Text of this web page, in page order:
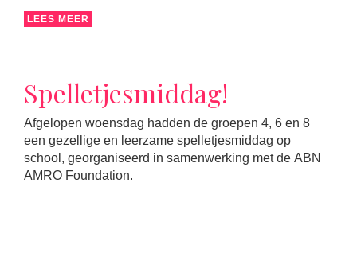
LEES MEER
Spelletjesmiddag!
Afgelopen woensdag hadden de groepen 4, 6 en 8
een gezellige en leerzame spelletjesmiddag op
school, georganiseerd in samenwerking met de ABN
AMRO Foundation.